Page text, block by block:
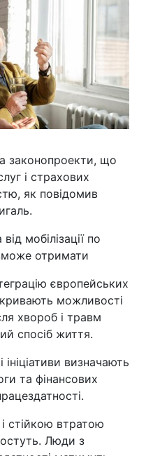
законопроекти, що
і страхових
як повідомив
мобілізації по
отримати
європейських
можливості
хвороб і травм
спосіб життя.
визначають
та фінансових
стійкою втратою
Люди з